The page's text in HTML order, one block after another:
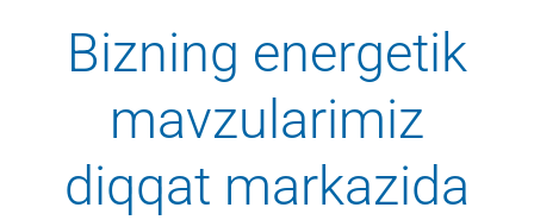
Bizning energetik
mavzularimiz
diqqat markazida